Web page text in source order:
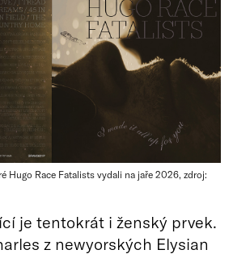
Hugo Race Fatalists vydali na jaře 2026, zdroj:
je tentokrát i ženský prvek.
z newyorských Elysian